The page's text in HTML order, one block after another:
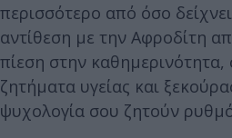
περισσότερο από όσο
αντίθεση με την Αφροδίτη
πίεση στην καθημερινότητα,
ζητήματα υγείας και
ψυχολογία σου ζητούν